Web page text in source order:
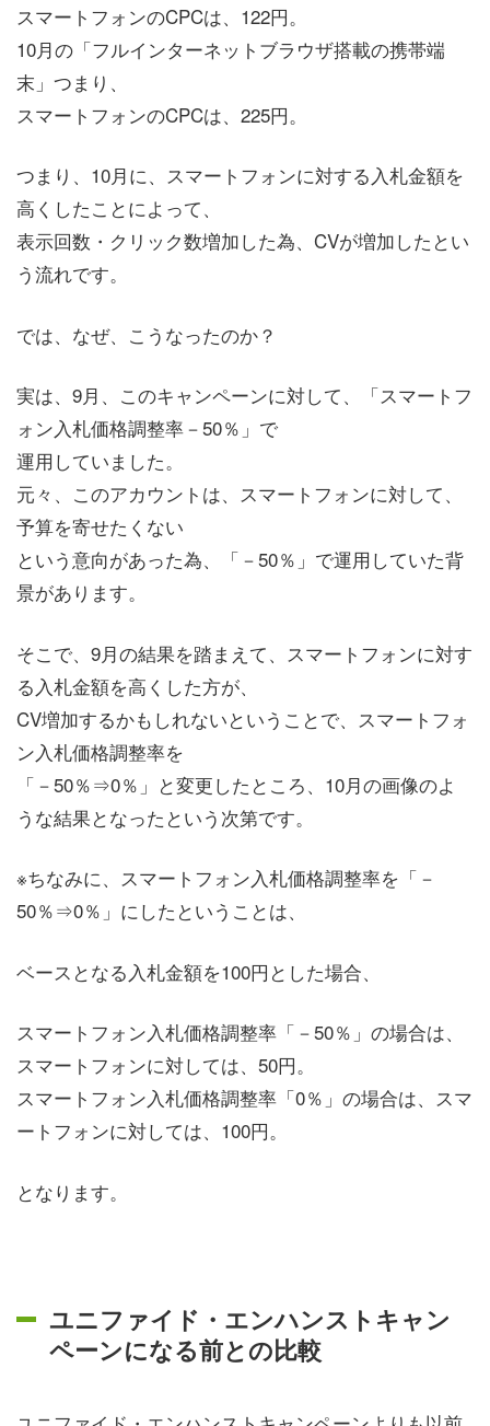
スマートフォンのCPCは、122円。
10月の「フルインターネットブラウザ搭載の携帯端
末」つまり、
スマートフォンのCPCは、225円。
つまり、10月に、スマートフォンに対する入札金額を
高くしたことによって、
表示回数・クリック数増加した為、CVが増加したとい
う流れです。
では、なぜ、こうなったのか？
実は、9月、このキャンペーンに対して、「スマートフ
ォン入札価格調整率－50％」で
運用していました。
元々、このアカウントは、スマートフォンに対して、
予算を寄せたくない
という意向があった為、「－50％」で運用していた背
景があります。
そこで、9月の結果を踏まえて、スマートフォンに対す
る入札金額を高くした方が、
CV増加するかもしれないということで、スマートフォ
ン入札価格調整率を
「－50％⇒0％」と変更したところ、10月の画像のよ
うな結果となったという次第です。
※ちなみに、スマートフォン入札価格調整率を「－
50％⇒0％」にしたということは、
ベースとなる入札金額を100円とした場合、
スマートフォン入札価格調整率「－50％」の場合は、
スマートフォンに対しては、50円。
スマートフォン入札価格調整率「0％」の場合は、スマ
ートフォンに対しては、100円。
となります。
ユニファイド・エンハンストキャン
ペーンになる前との比較